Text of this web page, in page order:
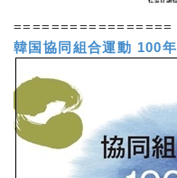
=================
韓国協同組合運動 100年